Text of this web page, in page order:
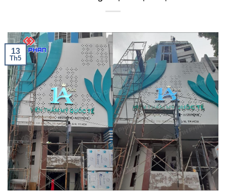
13
Th5